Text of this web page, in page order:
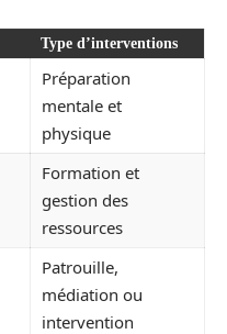
Type d’interventions
Préparation
mentale et
physique
Formation et
gestion des
ressources
Patrouille,
médiation ou
intervention